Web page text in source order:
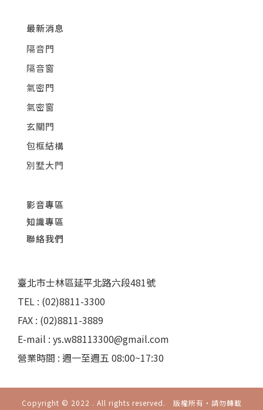
最新消息
隔音門
隔音窗
氣密門
氣密窗
玄關門
包框結構
別墅大門
影音專區
知識專區
聯絡我們
臺北市士林區延平北路六段481號
TEL : (02)8811-3300
FAX : (02)8811-3889
E-mail : ys.w88113300@gmail.com
營業時間 : 週一至週五 08:00~17:30
Copyright © 2022 . All rights reserved. 版權所有‧請勿轉載